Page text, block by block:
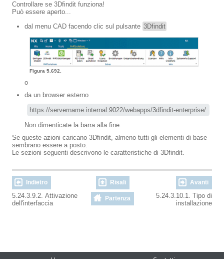
Controllare se 3Dfindit funziona!
Può essere aperto...
dal menu CAD facendo clic sul pulsante 3Dfindit
Figura 5.692.
o
da un browser esterno
https://servername.internal:9022/webapps/3dfindit-enterprise/
Non dimenticate la barra alla fine.
Se queste azioni caricano 3Dfindit, almeno tutti gli elementi di base
sembrano essere a posto.
Le sezioni seguenti descrivono le caratteristiche di 3Dfindit.
Indietro Risali Avanti
5.24.3.9.2. Attivazione
dell'interfaccia
Partenza
5.24.3.10.1. Tipo di
installazione